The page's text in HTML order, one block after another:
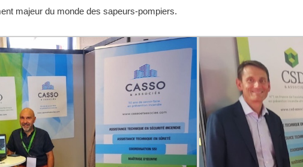
majeur du monde des sapeurs-pompiers.